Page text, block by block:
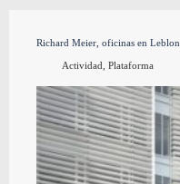
Richard Meier, oficinas en Leblon
Actividad Plataforma